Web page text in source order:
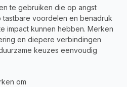
te gebruiken die op angst
voordelen en benadruk
impact kunnen hebben. Merken
en diepere verbindingen
keuzes eenvoudig
om